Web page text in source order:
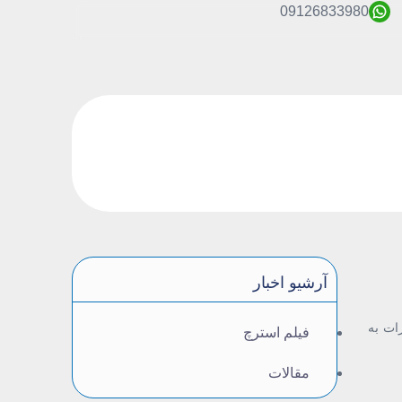
09126833980
به
آرشیو اخبار
فیلم استرچ
مقالات